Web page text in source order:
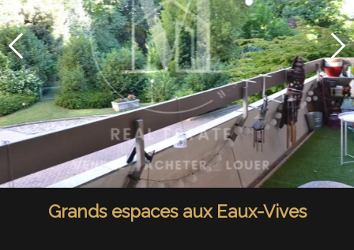
Grands espaces aux Eaux-Vives